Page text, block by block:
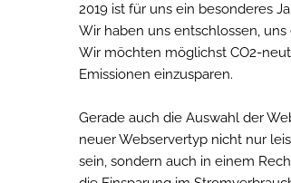
2019 ist für uns ein besonderes
Wir haben uns entschlossen,
Wir möchten möglichst CO2-
Emissionen einzusparen.
Gerade auch die Auswahl der
neuer Webservertyp nicht nur
sein, sondern auch in einem